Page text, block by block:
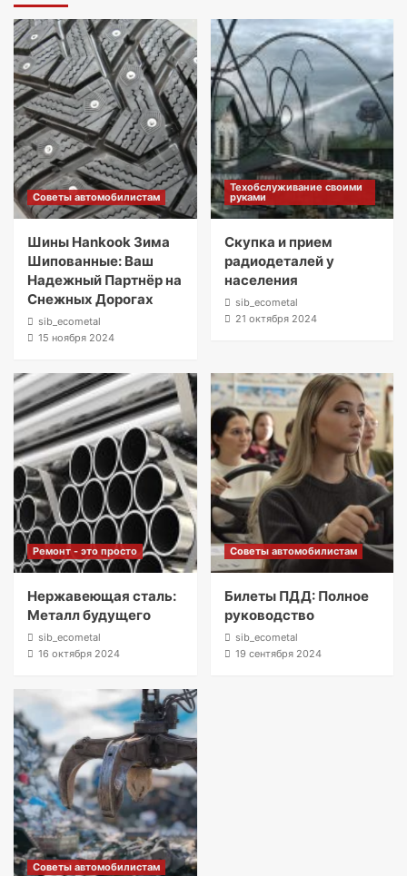
Советы автомобилистам
Шины Hankook Зима
Шипованные: Ваш
Надежный Партнёр на
Снежных Дорогах
sib_ecometal
15 ноября 2024
Техобслуживание своими
руками
Скупка и прием
радиодеталей у
населения
sib_ecometal
21 октября 2024
Ремонт - это просто
Нержавеющая сталь:
Металл будущего
sib_ecometal
16 октября 2024
Советы автомобилистам
Билеты ПДД: Полное
руководство
sib_ecometal
19 сентября 2024
Советы автомобилистам